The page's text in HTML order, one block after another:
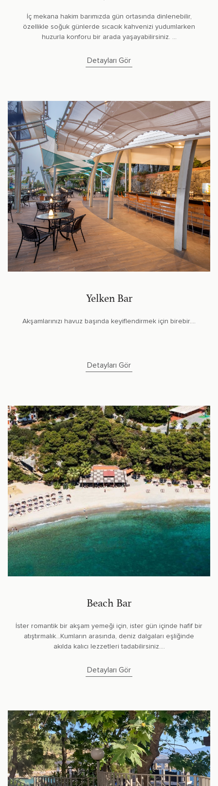
İç mekana hakim barımızda gün ortasında dinlenebilir,
özellikle soğuk günlerde sıcacık kahvenizi yudumlarken
huzurla konforu bir arada yaşayabilirsiniz. ...
Detayları Gör
Yelken Bar
Akşamlarınızı havuz başında keyiflendirmek için birebir....
Detayları Gör
Beach Bar
İster romantik bir akşam yemeği için, ister gün içinde hafif bir
atıştırmalık...Kumların arasında, deniz dalgaları eşliğinde
akılda kalıcı lezzetleri tadabilirsiniz....
Detayları Gör